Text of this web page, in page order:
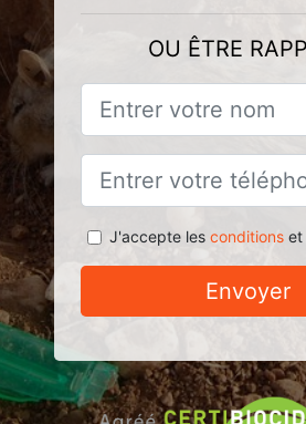
OU ÊTRE
J'accepte les conditionset
Envoyer